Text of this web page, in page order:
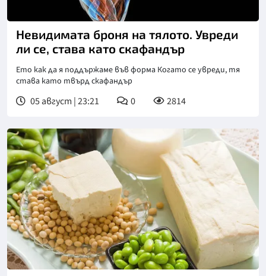
Невидимата броня на тялото. Увреди
ли се, става като скафандър
Ето как да я поддържаме във форма Когато се увреди, тя
става като твърд скафандър
05 август | 23:21 0 2814